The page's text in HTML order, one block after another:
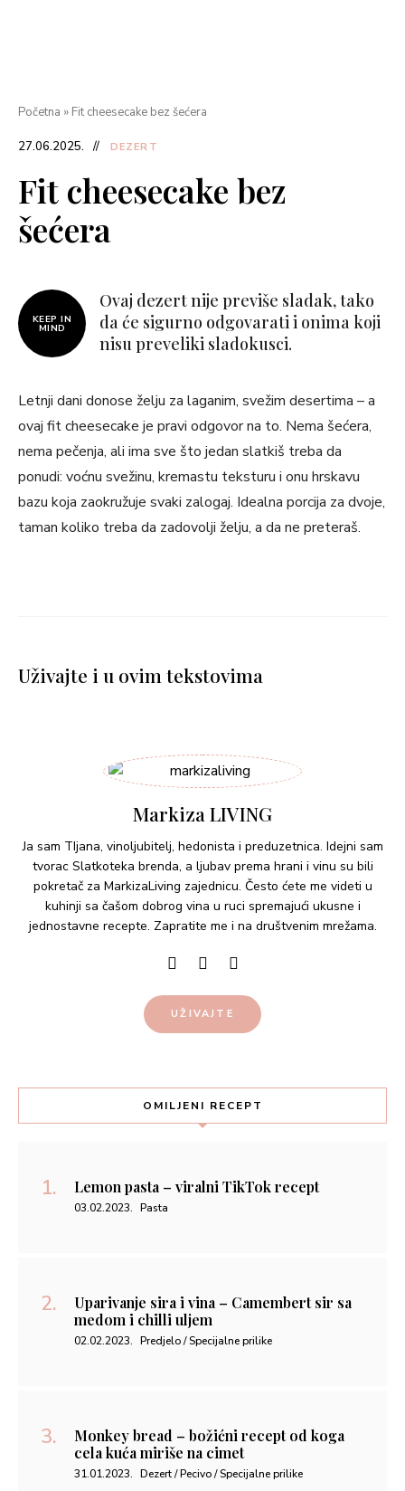
Početna » Fit cheesecake bez šećera
27.06.2025. DEZERT
Fit cheesecake bez
šećera
KEEP IN
MIND
Ovaj dezert nije previše sladak, tako
da će sigurno odgovarati i onima koji
nisu preveliki sladokusci.
Letnji dani donose želju za laganim, svežim desertima – a
ovaj fit cheesecake je pravi odgovor na to. Nema šećera,
nema pečenja, ali ima sve što jedan slatkiš treba da
ponudi: voćnu svežinu, kremastu teksturu i onu hrskavu
bazu koja zaokružuje svaki zalogaj. Idealna porcija za dvoje,
taman koliko treba da zadovolji želju, a da ne preteraš.
Uživajte i u ovim tekstovima
Markiza LIVING
Ja sam TIjana, vinoljubitelj, hedonista i preduzetnica. Idejni sam
tvorac Slatkoteka brenda, a ljubav prema hrani i vinu su bili
pokretač za MarkizaLiving zajednicu. Često ćete me videti u
kuhinji sa čašom dobrog vina u ruci spremajući ukusne i
jednostavne recepte. Zapratite me i na društvenim mrežama.
UŽIVAJTE
OMILJENI RECEPT
Lemon pasta – viralni TikTok recept
03.02.2023. Pasta
Uparivanje sira i vina – Camembert sir sa
medom i chilli uljem
02.02.2023. Predjelo / Specijalne prilike
Monkey bread – božićni recept od koga
cela kuća miriše na cimet
31.01.2023. Dezert / Pecivo / Specijalne prilike